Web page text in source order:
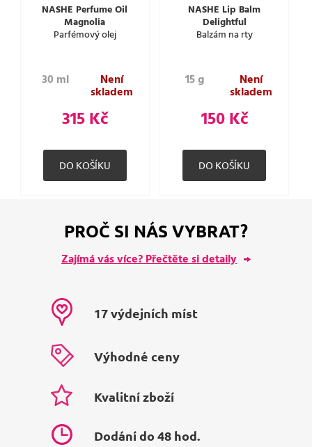
NASHE Perfume Oil
Magnolia
Parfémový olej
30 ml Není
skladem
315 Kč
NASHE Lip Balm
Delightful
Balzám na rty
15 g Není
skladem
150 Kč
PROČ SI NÁS VYBRAT?
Zajímá vás více? Přečtěte si detaily
17 výdejních míst
Výhodné ceny
Kvalitní zboží
Dodání do 48 hod.